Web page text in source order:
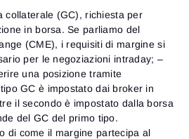
collaterale (GC), richiesta per
in borsa. Se parliamo del
(CME), i requisiti di margine si
per le negoziazioni intraday; –
una posizione tramite
GC è impostato dai broker in
il secondo è impostato dalla borsa
del GC del primo tipo.
di come il margine partecipa al